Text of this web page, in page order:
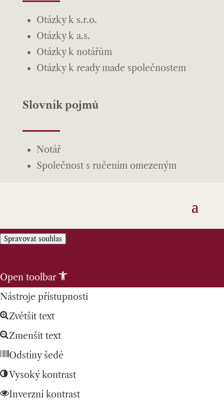
Otázky k s.r.o.
Otázky k a.s.
Otázky k notářům
Otázky k ready made společnostem
Slovník pojmů
Notář
Společnost s ručením omezeným
Spravovat souhlas
Open toolbar
Nástroje přístupnosti
Zvětšit text
Zmenšit text
Odstíny šedé
Vysoký kontrast
Inverzní kontrast